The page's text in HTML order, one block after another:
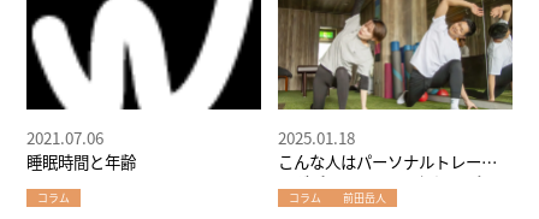
睡眠時間と年齢
2021.07.06
コラム
こんな人はパーソナルトレーニ
ングがオススメ！～堀江のパー
ソナルトレーナーの本音
2025.01.18
コラム 前田岳人